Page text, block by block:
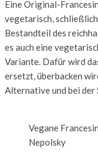
Eine Original-
vegetarisch,
Bestandteil des
es auch eine
Variante. Dafür wird
ersetzt, überbacken
Alternative und bei der
Vegane
Nepolsky